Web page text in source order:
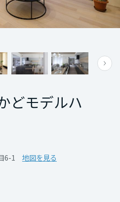
福祉施設
スマチ-）
ート）
どモデルハ
6-1
地図を見る
ておりません。事前
ください。
合わせください。